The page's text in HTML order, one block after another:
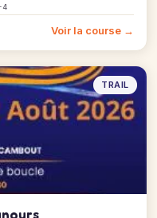
Voir la course →
TRAIL